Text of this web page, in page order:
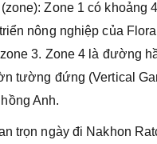
Zone 1 có khoảng
nông nghiệp của
3. Zone 4 là đường
tường đứng (Vertical
Anh.
trọn ngày đi Nakhon